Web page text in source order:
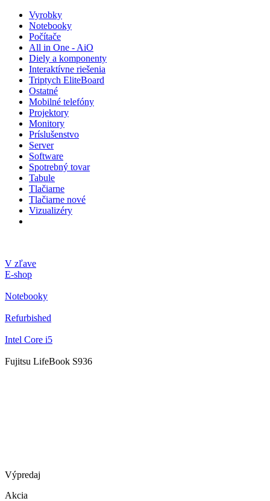
Vyrobky
Notebooky
Počítače
All in One - AiO
Diely a komponenty
Interaktívne riešenia
Triptych EliteBoard
Ostatné
Mobilné telefóny
Projektory
Monitory
Príslušenstvo
Server
Software
Spotrebný tovar
Tabule
Tlačiarne
Tlačiarne nové
Vizualizéry
V zľave
E-shop
Notebooky
Refurbished
Intel Core i5
Fujitsu LifeBook S936
Výpredaj
Akcia